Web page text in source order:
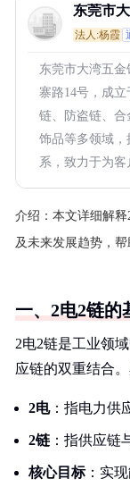
东莞市
法人:杨霞
东莞市大湾五
寨路14号，成
链、防盗链、合
饰品等多领域
系，致力于为客
介绍： 本文详细解
及未来发展趋势，
一、2电2链的
2电2链是工业领
应链的双重结合。
2电：指电力供
2链 ：指供应链
核心目标：实